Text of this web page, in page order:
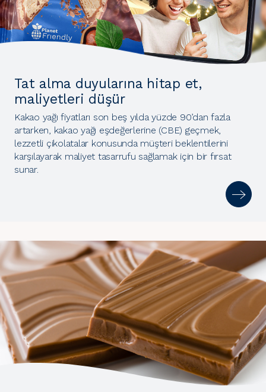
Tat alma duyularına hitap et,
maliyetleri düşür
Kakao yağı fiyatları son beş yılda yüzde 90’dan fazla
artarken, kakao yağı eşdeğerlerine (CBE) geçmek,
lezzetli çikolatalar konusunda müşteri beklentilerini
karşılayarak maliyet tasarrufu sağlamak için bir fırsat
sunar.